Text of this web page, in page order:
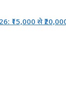
₹15,000 से